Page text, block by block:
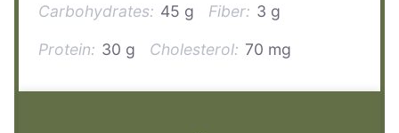
Carbohydrates: 45 g Fiber: 3 g
Protein: 30 g Cholesterol: 70 mg